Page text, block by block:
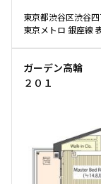
東京都渋谷区渋谷
東京メトロ 銀座線
ガーデン高輪
２０１